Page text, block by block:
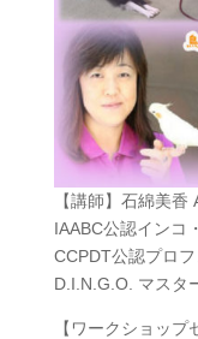
【講師】石綿美香
IAABC公認インコ
CCPDT公認プロ
D.I.N.G.O. マスタ
【ワークショップ